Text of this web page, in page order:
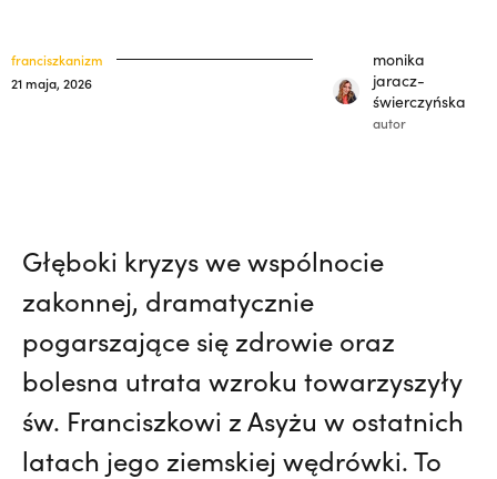
kuria prowincjalna
franciszkanizm
21 maja, 2026
monika
jaracz-
świerczyńska
autor
Głęboki kryzys we wspólnocie
zakonnej, dramatycznie
pogarszające się zdrowie oraz
bolesna utrata wzroku towarzyszyły
św. Franciszkowi z Asyżu w ostatnich
latach jego ziemskiej wędrówki. To